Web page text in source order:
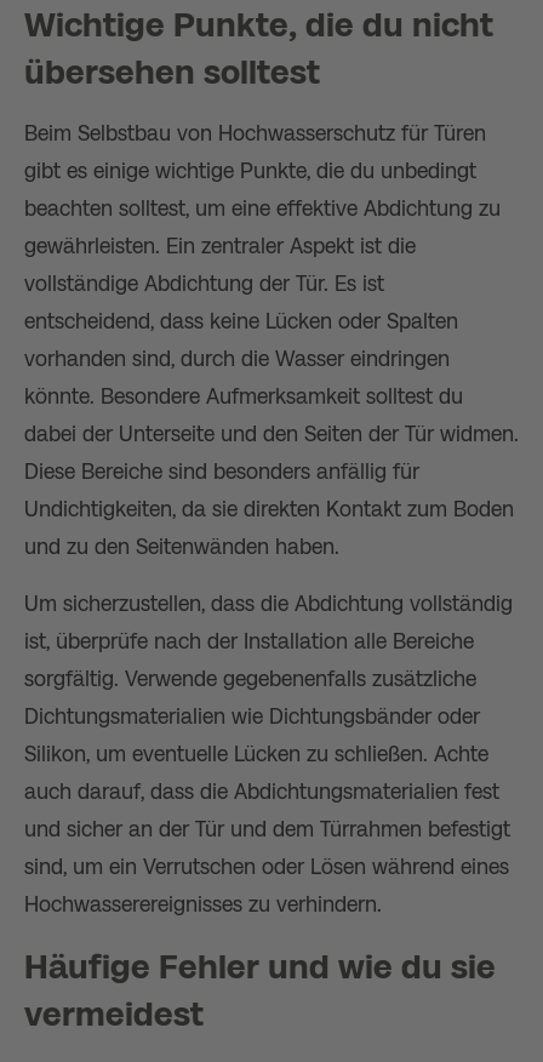
Wichtige Punkte, die du nicht
übersehen solltest
Beim Selbstbau von Hochwasserschutz für Türen
gibt es einige wichtige Punkte, die du unbedingt
beachten solltest, um eine effektive Abdichtung zu
gewährleisten. Ein zentraler Aspekt ist die
vollständige Abdichtung der Tür. Es ist
entscheidend, dass keine Lücken oder Spalten
vorhanden sind, durch die Wasser eindringen
könnte. Besondere Aufmerksamkeit solltest du
dabei der Unterseite und den Seiten der Tür widmen.
Diese Bereiche sind besonders anfällig für
Undichtigkeiten, da sie direkten Kontakt zum Boden
und zu den Seitenwänden haben.
Um sicherzustellen, dass die Abdichtung vollständig
ist, überprüfe nach der Installation alle Bereiche
sorgfältig. Verwende gegebenenfalls zusätzliche
Dichtungsmaterialien wie Dichtungsbänder oder
Silikon, um eventuelle Lücken zu schließen. Achte
auch darauf, dass die Abdichtungsmaterialien fest
und sicher an der Tür und dem Türrahmen befestigt
sind, um ein Verrutschen oder Lösen während eines
Hochwasserereignisses zu verhindern.
Häufige Fehler und wie du sie
vermeidest